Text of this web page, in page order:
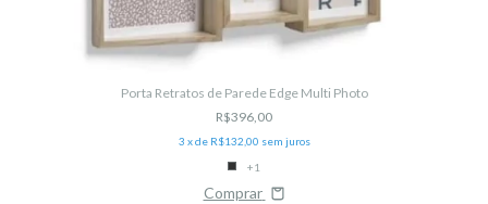
Porta Retratos de Parede Edge Multi Photo
R$396,00
3 x de R$132,00 sem juros
+1
Comprar